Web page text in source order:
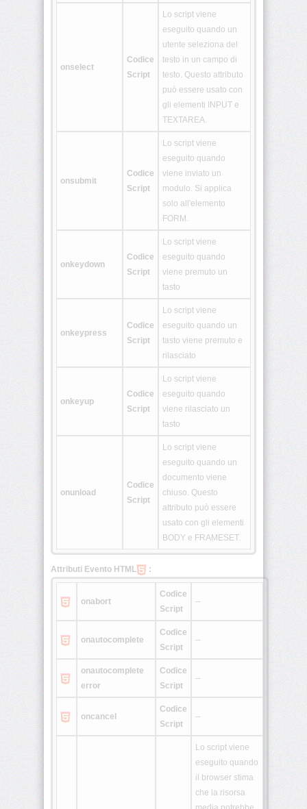
<rtc>
<svg>
<template>
onselect
Codice
Script
Lo script viene
eseguito quando un
utente seleziona del
testo in un campo di
testo. Questo attributo
può essere usato con
gli elementi INPUT e
TEXTAREA.
onsubmit
Codice
Script
Lo script viene
eseguito quando
viene inviato un
modulo. Si applica
solo all'elemento
FORM.
onkeydown
Codice
Script
Lo script viene
eseguito quando
viene premuto un
tasto
onkeypress
Codice
Script
Lo script viene
eseguito quando un
tasto viene premuto e
rilasciato
onkeyup
Codice
Script
Lo script viene
eseguito quando
viene rilasciato un
tasto
onunload
Codice
Script
Lo script viene
eseguito quando un
documento viene
chiuso. Questo
attributo può essere
usato con gli elementi
BODY e FRAMESET.
Attributi Evento HTML :
onabort
Codice
Script
--
onautocomplete
Codice
Script
--
onautocomplete
error
Codice
Script
--
oncancel
Codice
Script
--
Lo script viene
eseguito quando
il browser stima
che la risorsa